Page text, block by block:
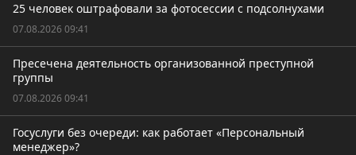
25 человек оштрафовали за фотосессии с подсолнухами
07.08.2026 09:41
Пресечена деятельность организованной преступной
группы
07.08.2026 09:41
Госуслуги без очереди: как работает «Персональный
менеджер»?